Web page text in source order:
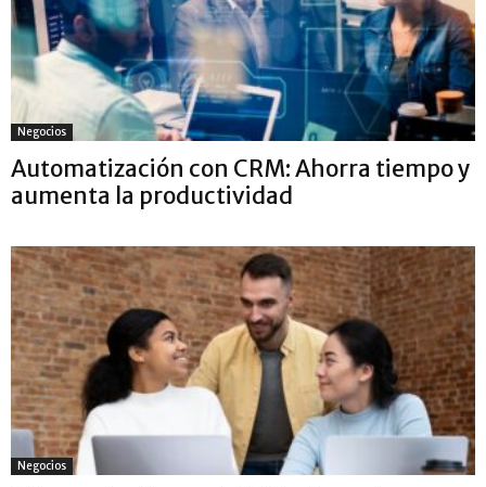
Negocios
Automatización con CRM: Ahorra tiempo y
aumenta la productividad
Negocios